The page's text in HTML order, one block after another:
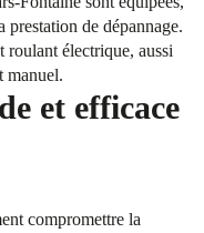
prestation de dépannage.
roulant électrique, aussi
manuel.
et efficace
compromettre la